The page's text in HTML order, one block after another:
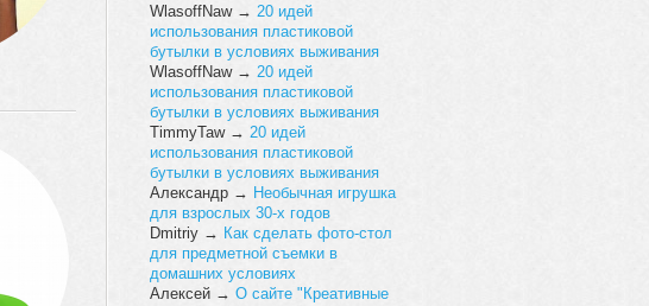
WlasoffNaw→ 20 идей
использования пластиковой
бутылки в условиях выживания
WlasoffNaw→ 20 идей
использования пластиковой
бутылки в условиях выживания
TimmyTaw→ 20 идей
использования пластиковой
бутылки в условиях выживания
Александр → Необычная игрушка
для взрослых 30-х годов
Dmitriy → Как сделать фото-стол
для предметной съемки в
домашних условиях
Алексей → О сайте "Креативные